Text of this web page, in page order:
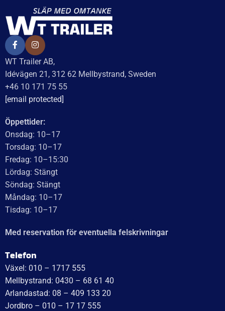
WT Trailer AB,
Idévägen 21, 312 62 Mellbystrand, Sweden
+46 10 171 75 55
[email protected]
Öppettider:
Onsdag: 10–17
Torsdag: 10–17
Fredag: 10–15:30
Lördag: Stängt
Söndag: Stängt
Måndag: 10–17
Tisdag: 10–17
Med reservation för eventuella felskrivningar
Telefon
Växel: 010 – 1717 555
Mellbystrand: 0430 – 68 61 40
Arlandastad: 08 – 409 133 20
Jordbro – 010 – 17 17 555